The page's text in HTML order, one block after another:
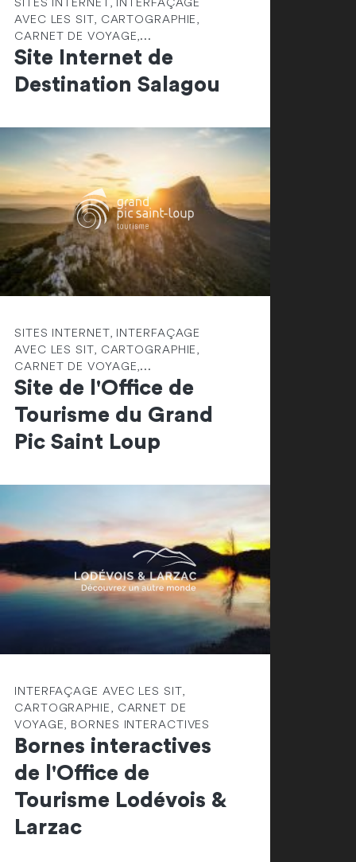
AVEC LES SIT, CARTOGRAPHIE,
CARNET DE VOYAGE,...
Site Internet de
Destination Salagou
SITES INTERNET, INTERFAÇAGE
AVEC LES SIT, CARTOGRAPHIE,
CARNET DE VOYAGE,...
Site de l'Office de
Tourisme du Grand
Pic Saint Loup
INTERFAÇAGE AVEC LES SIT,
CARTOGRAPHIE, CARNET DE
VOYAGE, BORNES INTERACTIVES
Bornes interactives
de l'Office de
Tourisme Lodévois &
Larzac